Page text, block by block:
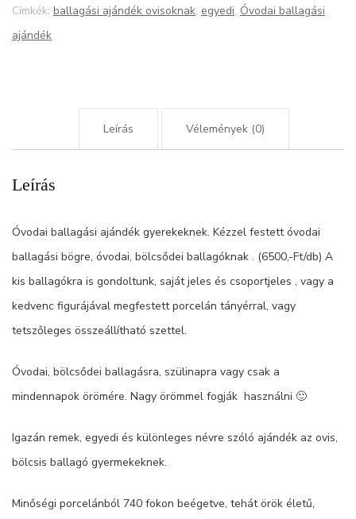
Címkék: ballagási ajándék ovisoknak, egyedi, Óvodai ballagási
ajándék
Leírás Vélemények (0)
Leírás
Óvodai ballagási ajándék gyerekeknek. Kézzel festett óvodai
ballagási bögre, óvodai, bölcsődei ballagóknak . (6500,-Ft/db) A
kis ballagókra is gondoltunk, saját jeles és csoportjeles , vagy a
kedvenc figurájával megfestett porcelán tányérral, vagy
tetszőleges összeállítható szettel.
Óvodai, bölcsődei ballagásra, szülinapra vagy csak a
mindennapok örömére. Nagy örömmel fogják használni 🙂
Igazán remek, egyedi és különleges névre szóló ajándék az ovis,
bölcsis ballagó gyermekeknek.
Minőségi porcelánból 740 fokon beégetve, tehát örök életű,